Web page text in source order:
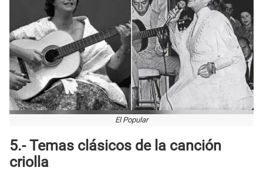
El Popular
5.- Temas clásicos de la canción
criolla